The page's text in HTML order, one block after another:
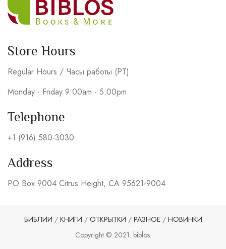
Store Hours
Regular Hours / Часы работы (PT)
Monday - Friday 9:00am - 5:00pm
Telephone
+1 (916) 580-3030
Address
PO Box 9004 Citrus Height, CA 95621-9004
БИБЛИИ / КНИГИ / ОТКРЫТКИ / РАЗНОЕ/ НОВИНКИ
Copyright © 2021. biblos.